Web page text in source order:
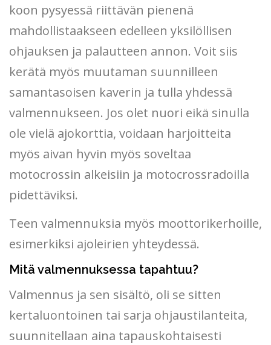
koon pysyessä riittävän pienenä
mahdollistaakseen edelleen yksilöllisen
ohjauksen ja palautteen annon. Voit siis
kerätä myös muutaman suunnilleen
samantasoisen kaverin ja tulla yhdessä
valmennukseen. Jos olet nuori eikä sinulla
ole vielä ajokorttia, voidaan harjoitteita
myös aivan hyvin myös soveltaa
motocrossin alkeisiin ja motocrossradoilla
pidettäviksi.
Teen valmennuksia myös moottorikerhoille,
esimerkiksi ajoleirien yhteydessä.
Mitä valmennuksessa tapahtuu?
Valmennus ja sen sisältö, oli se sitten
kertaluontoinen tai sarja ohjaustilanteita,
suunnitellaan aina tapauskohtaisesti